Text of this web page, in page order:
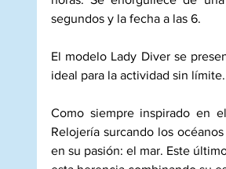
segundos y la fecha a las 6.
El modelo Lady Diver se
ideal para la actividad sin límite.
Como siempre inspirado en
Relojería surcando los
en su pasión: el mar. Este